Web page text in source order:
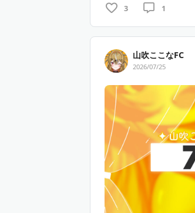
3 1
山吹ここなFC
2026/07/25